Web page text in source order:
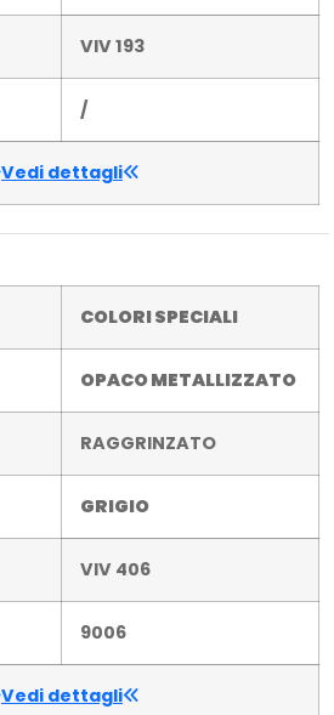
VIV 193
/
Vedi dettagli
COLORI SPECIALI
OPACO METALLIZZATO
RAGGRINZATO
GRIGIO
VIV 406
9006
Vedi dettagli